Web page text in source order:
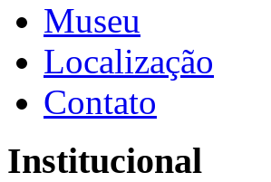
Museu
Localização
Contato
Institucional